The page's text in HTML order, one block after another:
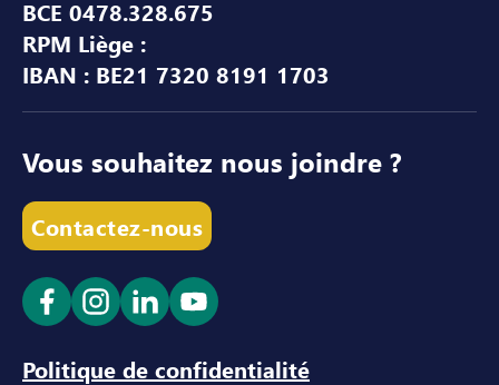
BCE 0478.328.675
RPM Liège :
IBAN : BE21 7320 8191 1703
Vous souhaitez nous joindre ?
Contactez-nous
Ouvrir le lien dans un nouvel onglet
Ouvrir le lien dans un nouvel onglet
Ouvrir le lien dans un nouvel
Ouvrir le lien dans un
Politique de confidentialité